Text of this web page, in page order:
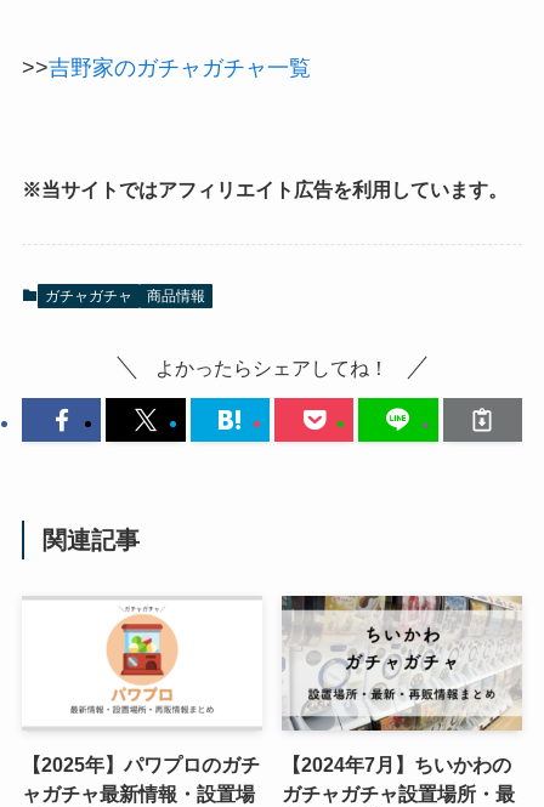
>>吉野家のガチャガチャ一覧
※当サイトではアフィリエイト広告を利用しています。
ガチャガチャ 商品情報
よかったらシェアしてね！
関連記事
【2025年】パワプロのガチ
ャガチャ最新情報・設置場
【2024年7月】ちいかわの
ガチャガチャ設置場所・最